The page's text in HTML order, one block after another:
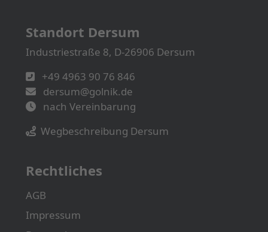
Standort Dersum
Industriestraße 8, D-26906 Dersum
+49 4963 90 76 846
dersum@golnik.de
nach Vereinbarung
Wegbeschreibung Dersum
Rechtliches
AGB
Impressum